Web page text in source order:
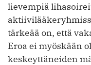
lievempiä
tärkeää on, että
Eroa ei myöskään
keskeyttäneiden